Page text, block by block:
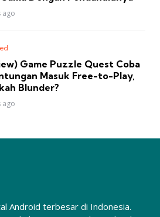
ago
Game Puzzle Quest Coba
Masuk Free-to-Play,
Blunder?
ago
Android terbesar di Indonesia.